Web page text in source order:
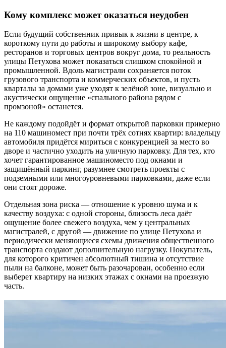
Кому комплекс может оказаться неудобен
Если будущий собственник привык к жизни в центре, к
короткому пути до работы и широкому выбору кафе,
ресторанов и торговых центров вокруг дома, то реальность
улицы Петухова может показаться слишком спокойной и
промышленной. Вдоль магистрали сохраняется поток
грузового транспорта и коммерческих объектов, и пусть
кварталы за домами уже уходят к зелёной зоне, визуально и
акустически ощущение «спального района рядом с
промзоной» останется.
Не каждому подойдёт и формат открытой парковки примерно
на 110 машиномест при почти трёх сотнях квартир: владельцу
автомобиля придётся мириться с конкуренцией за место во
дворе и частично уходить на уличную парковку. Для тех, кто
хочет гарантированное машиноместо под окнами и
защищённый паркинг, разумнее смотреть проекты с
подземными или многоуровневыми парковками, даже если
они стоят дороже.
Отдельная зона риска — отношение к уровню шума и к
качеству воздуха: с одной стороны, близость леса даёт
ощущение более свежего воздуха, чем у центральных
магистралей, с другой — движение по улице Петухова и
периодически меняющиеся схемы движения общественного
транспорта создают дополнительную нагрузку. Покупатель,
для которого критичен абсолютный тишина и отсутствие
пыли на балконе, может быть разочарован, особенно если
выберет квартиру на низких этажах с окнами на проезжую
часть.